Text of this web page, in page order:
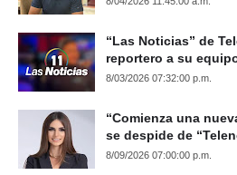
“Las Noticias” de
reportero a su
8/03/2026 07:32:00 p.m.
“Comienza una
se despide de
8/09/2026 07:00:00 p.m.